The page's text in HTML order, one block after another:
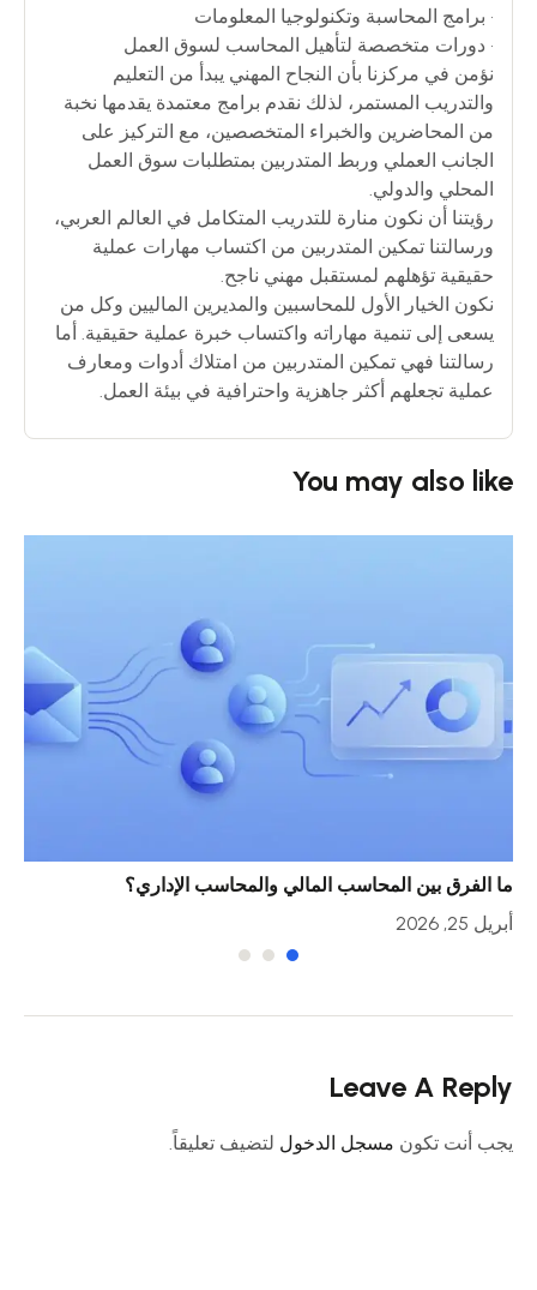
• برامج المحاسبة وتكنولوجيا المعلومات
• دورات متخصصة لتأهيل المحاسب لسوق العمل
نؤمن في مركزنا بأن النجاح المهني يبدأ من التعليم
والتدريب المستمر، لذلك نقدم برامج معتمدة يقدمها نخبة
من المحاضرين والخبراء المتخصصين، مع التركيز على
الجانب العملي وربط المتدربين بمتطلبات سوق العمل
المحلي والدولي.
رؤيتنا أن نكون منارة للتدريب المتكامل في العالم العربي،
ورسالتنا تمكين المتدربين من اكتساب مهارات عملية
حقيقية تؤهلهم لمستقبل مهني ناجح.
نكون الخيار الأول للمحاسبين والمديرين الماليين وكل من
يسعى إلى تنمية مهاراته واكتساب خبرة عملية حقيقية. أما
رسالتنا فهي تمكين المتدربين من امتلاك أدوات ومعارف
عملية تجعلهم أكثر جاهزية واحترافية في بيئة العمل.
You may also like
ما الفرق بين المحاسب المالي والمحاسب الإداري؟
أبريل 25, 2026
Leave A Reply
يجب أنت تكون مسجل الدخول لتضيف تعليقاً.